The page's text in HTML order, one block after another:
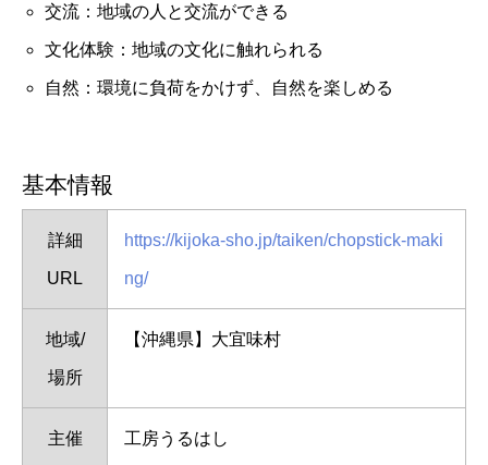
交流：地域の人と交流ができる
文化体験：地域の文化に触れられる
自然：環境に負荷をかけず、自然を楽しめる
基本情報
詳細
URL
https://kijoka-sho.jp/taiken/chopstick-maki
ng/
地域/
場所
【沖縄県】大宜味村
主催 工房うるはし